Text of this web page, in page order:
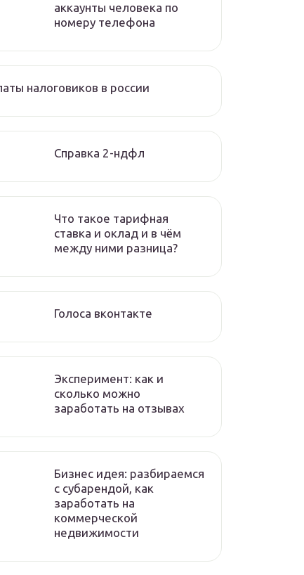
аккаунты человека по
номеру телефона
налоговиков в россии
Справка 2-ндфл
Что такое тарифная
ставка и оклад и в чём
между ними разница?
Голоса вконтакте
Эксперимент: как и
сколько можно
заработать на отзывах
Бизнес идея: разбираемся
с субарендой, как
заработать на
коммерческой
недвижимости